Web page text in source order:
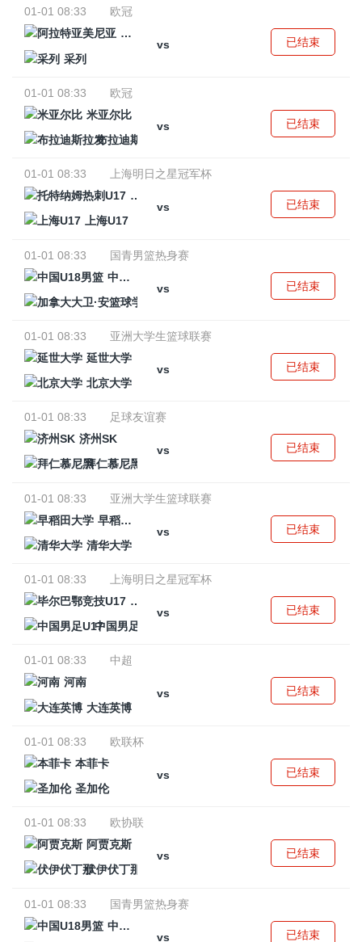
01-01 08:33
欧冠
阿拉特亚美尼亚
vs
采列
已结束
01-01 08:33
欧冠
米亚尔比
vs
布拉迪斯拉发
已结束
01-01 08:33
上海明日之星冠军杯
托特纳姆热刺U17
vs
上海U17
已结束
01-01 08:33
国青男篮热身赛
中国U18男篮
vs
已结束
01-01 08:33
亚洲大学生篮球联赛
延世大学
vs
北京大学
已结束
01-01 08:33
足球友谊赛
济州SK
vs
拜仁慕尼黑
已结束
01-01 08:33
亚洲大学生篮球联赛
早稻田大学
vs
清华大学
已结束
01-01 08:33
上海明日之星冠军杯
毕尔巴鄂竞技U17
vs
中国男足U17
已结束
01-01 08:33
中超
河南
vs
大连英博
已结束
01-01 08:33
欧联杯
本菲卡
vs
圣加伦
已结束
01-01 08:33
欧协联
阿贾克斯
vs
伏伊伏丁那
已结束
01-01 08:33
国青男篮热身赛
中国U18男篮
vs
已结束